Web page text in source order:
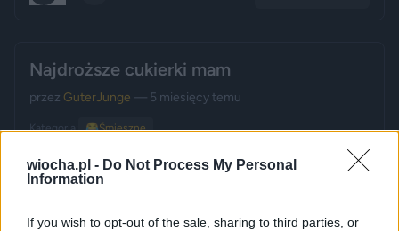
wiocha.pl - Do Not Process My Personal
Information
If you wish to opt-out of the sale, sharing to third parties, or
Najdroższe cukierki mam
przez GuterJunge — 5 miesięcy temu
Kategoria: 😂Śmieszne